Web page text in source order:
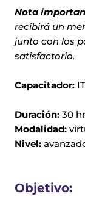
Nota
recibirá un
junto con los
satisfactorio.
Capacitador:
Duración: 30
Modalidad:
Nivel:
Objetivo: